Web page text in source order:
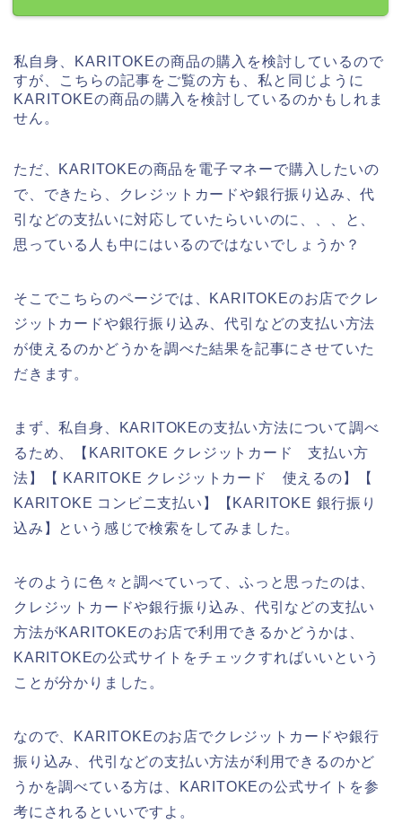
私自身、KARITOKEの商品の購入を検討しているので
すが、こちらの記事をご覧の方も、私と同じように
KARITOKEの商品の購入を検討しているのかもしれま
せん。
ただ、KARITOKEの商品を電子マネーで購入したいの
で、できたら、クレジットカードや銀行振り込み、代
引などの支払いに対応していたらいいのに、、、と、
思っている人も中にはいるのではないでしょうか？
そこでこちらのページでは、KARITOKEのお店でクレ
ジットカードや銀行振り込み、代引などの支払い方法
が使えるのかどうかを調べた結果を記事にさせていた
だきます。
まず、私自身、KARITOKEの支払い方法について調べ
るため、【KARITOKE クレジットカード 支払い方
法】【 KARITOKE クレジットカード 使えるの】【
KARITOKE コンビニ支払い】【KARITOKE 銀行振り
込み】という感じで検索をしてみました。
そのように色々と調べていって、ふっと思ったのは、
クレジットカードや銀行振り込み、代引などの支払い
方法がKARITOKEのお店で利用できるかどうかは、
KARITOKEの公式サイトをチェックすればいいという
ことが分かりました。
なので、KARITOKEのお店でクレジットカードや銀行
振り込み、代引などの支払い方法が利用できるのかど
うかを調べている方は、KARITOKEの公式サイトを参
考にされるといいですよ。